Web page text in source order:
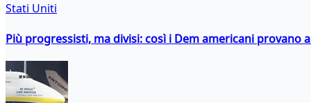
Stati Uniti
Più progressisti, ma divisi: così i Dem americani provano